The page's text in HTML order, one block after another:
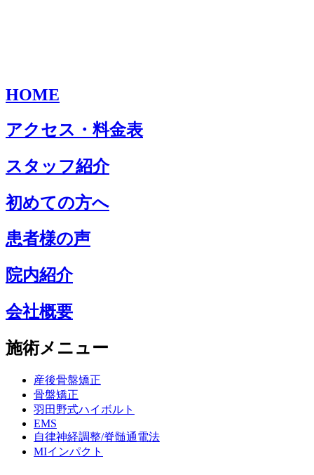
HOME
アクセス・料金表
スタッフ紹介
初めての方へ
患者様の声
院内紹介
会社概要
施術メニュー
産後骨盤矯正
骨盤矯正
羽田野式ハイボルト
EMS
自律神経調整/脊髄通電法
MIインパクト